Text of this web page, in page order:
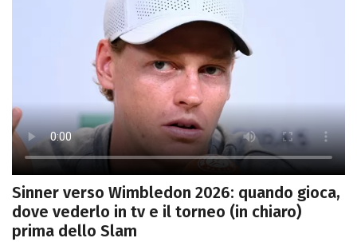
Sinner verso Wimbledon 2026: quando gioca,
dove vederlo in tv e il torneo (in chiaro)
prima dello Slam